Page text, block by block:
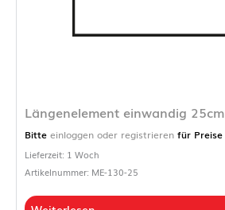
Längenelement einwandig 25cm
Bitte einloggen oder registrieren für Preise
Lieferzeit: 1 Woch
Artikelnummer: ME-130-25